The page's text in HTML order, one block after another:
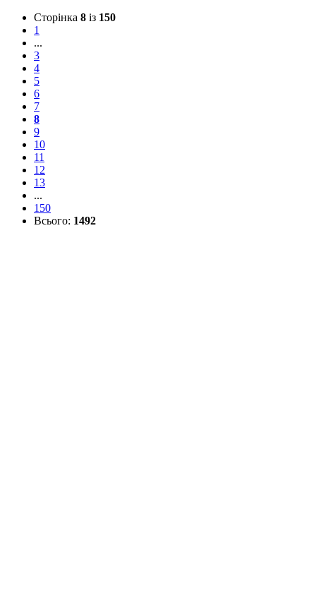
Сторінка 8 із 150
1
...
3
4
5
6
7
8
9
10
11
12
13
...
150
Всього: 1492